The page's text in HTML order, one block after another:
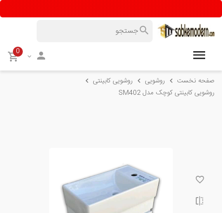
0
صفحه نخست روشویی
روشویی کابینتی
روشویی کابینتی کوچک مدل SM402